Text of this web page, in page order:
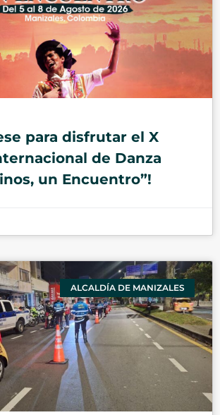
para disfrutar el X
de Danza
un Encuentro”!
ALCALDÍA DE MANIZALES